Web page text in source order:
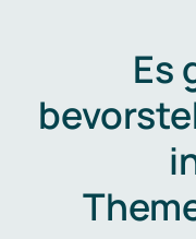
Es